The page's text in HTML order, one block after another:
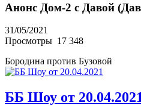
Анонс Дом-2 с Давой
31/05/2021
Просмотры 17 348
Бородина против Бузовой
ББ Шоу от